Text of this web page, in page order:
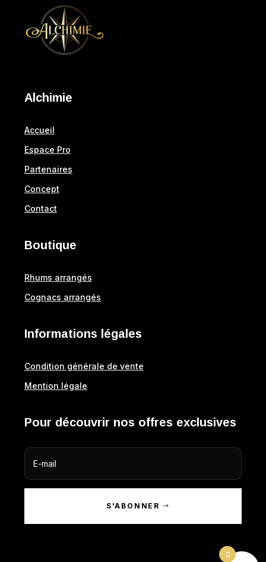
Alchimie
Accueil
Espace Pro
Partenaires
Concept
Contact
Boutique
Rhums arrangés
Cognacs arrangés
Informations légales
Condition générale de vente
Mention légale
Pour découvrir nos offres exclusives
S'ABONNER
0